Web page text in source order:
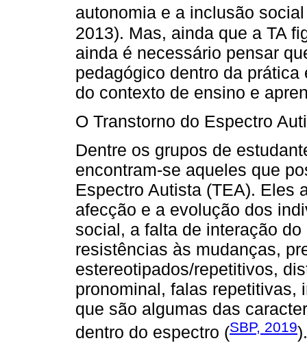
autonomia e a inclusão
2013). Mas, ainda que a TA
ainda é necessário pensar
pedagógico dentro da
do contexto de ensino e
O Transtorno do Espectro
Dentre os grupos de
encontram-se aqueles que
Espectro Autista (TEA). Eles
afecção e a evolução dos
social, a falta de interação
resistências às mudanças,
estereotipados/repetitivos,
pronominal, falas repetitivas,
que são algumas das
dentro do espectro (SBP, 2019).